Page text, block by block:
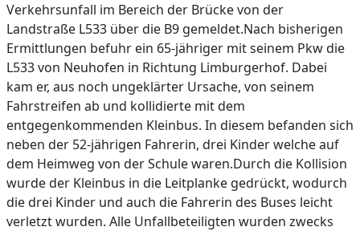
Verkehrsunfall im Bereich der Brücke von der
Landstraße L533 über die B9 gemeldet.Nach bisherigen
Ermittlungen befuhr ein 65-jähriger mit seinem Pkw die
L533 von Neuhofen in Richtung Limburgerhof. Dabei
kam er, aus noch ungeklärter Ursache, von seinem
Fahrstreifen ab und kollidierte mit dem
entgegenkommenden Kleinbus. In diesem befanden sich
neben der 52-jährigen Fahrerin, drei Kinder welche auf
dem Heimweg von der Schule waren.Durch die Kollision
wurde der Kleinbus in die Leitplanke gedrückt, wodurch
die drei Kinder und auch die Fahrerin des Buses leicht
verletzt wurden. Alle Unfallbeteiligten wurden zwecks